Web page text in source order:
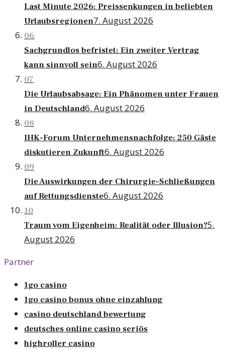
Last Minute 2026: Preissenkungen in beliebten
Urlaubsregionen7. August 2026
06
Sachgrundlos befristet: Ein zweiter Vertrag
kann sinnvoll sein6. August 2026
07
Die Urlaubsabsage: Ein Phänomen unter Frauen
in Deutschland6. August 2026
08
IHK-Forum Unternehmensnachfolge: 250 Gäste
diskutieren Zukunft6. August 2026
09
Die Auswirkungen der Chirurgie-Schließungen
auf Rettungsdienste6. August 2026
10
Traum vom Eigenheim: Realität oder Illusion?5.
August 2026
Partner
1go casino
1go casino bonus ohne einzahlung
casino deutschland bewertung
deutsches online casino seriös
highroller casino